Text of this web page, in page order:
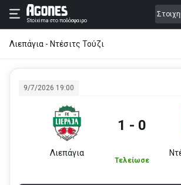
Stoixima στο ποδόσφαιρο
Λιεπάγια - Ντέσιτς Τούζι
9/7/2026 19:00
Λιεπάγια
1 - 0
Τελείωσε